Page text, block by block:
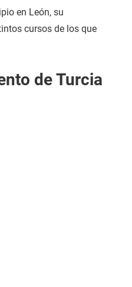
en León, su
cursos de los que
de Turcia